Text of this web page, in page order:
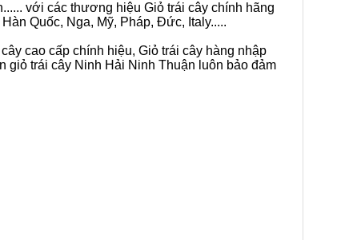
với các thương hiệu Giỏ trái cây chính hãng
Quốc, Nga, Mỹ, Pháp, Đức, Italy.....
cao cấp chính hiệu, Giỏ trái cây hàng nhập
giỏ trái cây Ninh Hải Ninh Thuận luôn bảo đảm